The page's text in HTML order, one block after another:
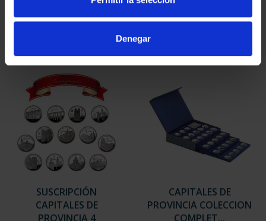
Denegar
SUSCRIPCIÓN
CAPITALES DE
PROVINCIA 4
CAPITALES DE
PROVINCIA COLECCION
COMPLET...